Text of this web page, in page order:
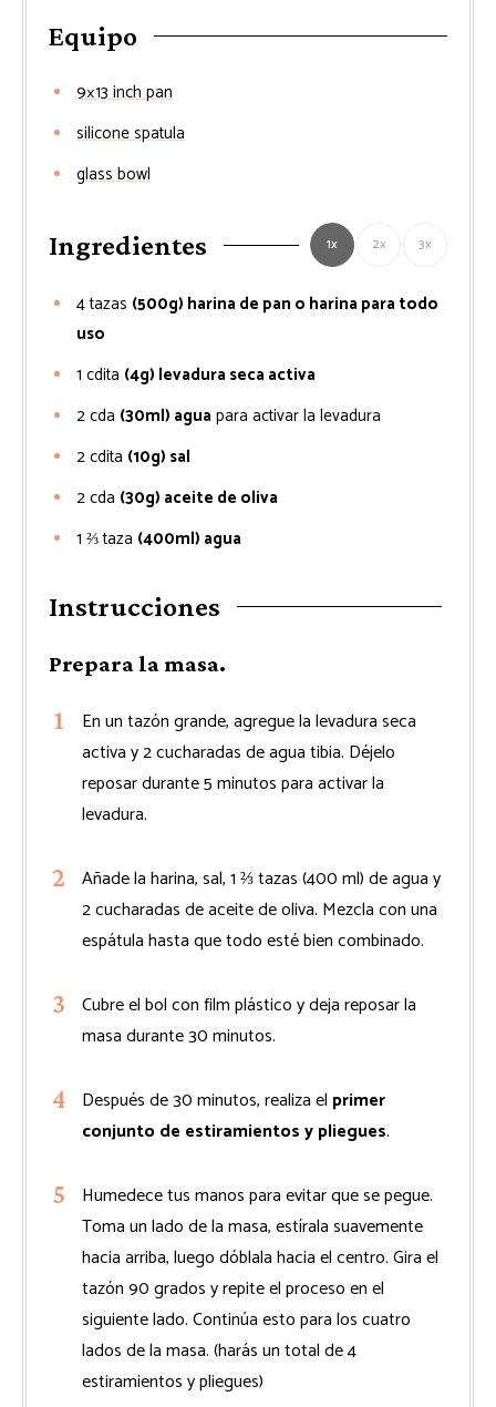
Equipo
9×13 inch pan
silicone spatula
glass bowl
Ingredientes 1x 2x 3x
4tazas (500g) harina de pan o harina para todo
uso
1 cdita (4g) levadura seca activa
2cda (30ml) agua para activar la levadura
2cdita (10g) sal
2cda (30g) aceite de oliva
1 ⅔taza (400ml) agua
Instrucciones
Prepara la masa.
En un tazón grande, agregue la levadura seca
activa y 2 cucharadas de agua tibia. Déjelo
reposar durante 5 minutos para activar la
levadura.
Añade la harina, sal, 1 ⅔ tazas (400 ml) de agua y
2 cucharadas de aceite de oliva. Mezcla con una
espátula hasta que todo esté bien combinado.
Cubre el bol con film plástico y deja reposar la
masa durante 30 minutos.
Después de 30 minutos, realiza el primer
conjunto de estiramientos y pliegues.
Humedece tus manos para evitar que se pegue.
Toma un lado de la masa, estírala suavemente
hacia arriba, luego dóblala hacia el centro. Gira el
tazón 90 grados y repite el proceso en el
siguiente lado. Continúa esto para los cuatro
lados de la masa. (harás un total de 4
estiramientos y pliegues)